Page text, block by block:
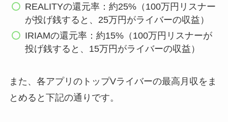
REALITYの還元率：約25%（100万円リスナー
が投げ銭すると、25万円がライバーの収益）
IRIAMの還元率：約15%（100万円リスナーが
投げ銭すると、15万円がライバーの収益）
また、各アプリのトップVライバーの最高月収をま
とめると下記の通りです。